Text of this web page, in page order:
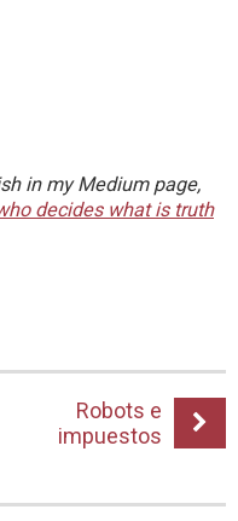
in my Medium page,
decides what is truth
Robots e
impuestos